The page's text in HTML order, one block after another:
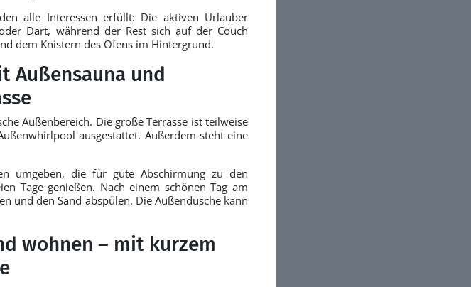
alle Interessen erfüllt: Die aktiven Urlauber
Dart, während der Rest sich auf der Couch
dem Knistern des Ofens im Hintergrund.
Außensauna und
Außenbereich. Die große Terrasse ist teilweise
ausgestattet. Außerdem steht eine
umgeben, die für gute Abschirmung zu den
Tage genießen. Nach einem schönen Tag am
und den Sand abspülen. Die Außendusche kann
wohnen – mit kurzem